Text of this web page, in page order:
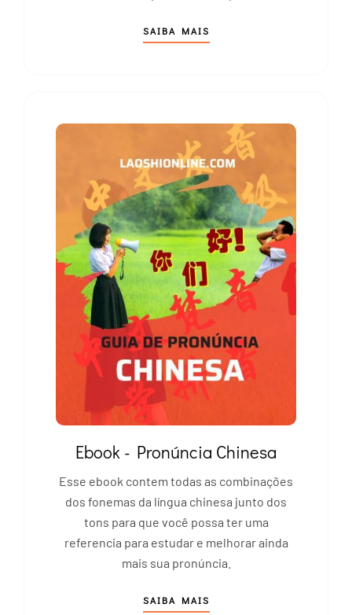
SAIBA MAIS
Ebook - Pronúncia Chinesa
Esse ebook contem todas as combinações
dos fonemas da língua chinesa junto dos
tons para que você possa ter uma
referencia para estudar e melhorar ainda
mais sua pronúncia.
SAIBA MAIS